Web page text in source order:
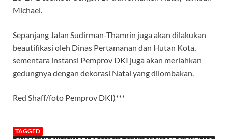
Michael.
Sepanjang Jalan Sudirman-Thamrin juga akan dilakukan
beautifikasi oleh Dinas Pertamanan dan Hutan Kota,
sementara instansi Pemprov DKI juga akan meriahkan
gedungnya dengan dekorasi Natal yang dilombakan.
Red Shaff/foto Pemprov DKI)***
TAGGED